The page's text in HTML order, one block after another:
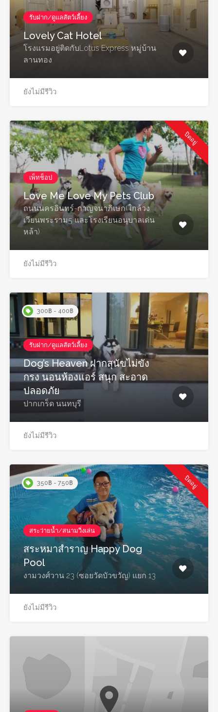
รับฝาก/ดูแลสัตว์เลี้ยง
Lovely Cat Hotel
โรงแรมอยู่ติดกับLotus Express หมู่บ้าน
ลานทอง
ยังไม่มีรีวิว
ปิดอยู่
เพ็ทช็อป
Love Me Love My Pets Club
ถนนนครอินทร์-กาญจนาภิเษก(ใกล้วง
เวียนพระราม5 และโรงเรียนอนุบาลเด่น
หล้า)
ยังไม่มีรีวิว
300฿ - 400฿
รับฝาก/ดูแลสัตว์เลี้ยง
Dog’s Heaven ฝากสุนัขไม่ขัง
กรง นอนห้องแอร์ สนุก สะอาด
ปลอดภัย
ปากเกร็ด นนทบุรี
ยังไม่มีรีวิว
350฿ - 750฿ ปิดอยู่
สระว่ายน้ำ/สนามวิ่งเล่น
สระหมาสำราญ Happy Dog
Pool
งามวงศ์วาน 23 (ซอยวัดบัวขวัญ) แยก 13
ยังไม่มีรีวิว